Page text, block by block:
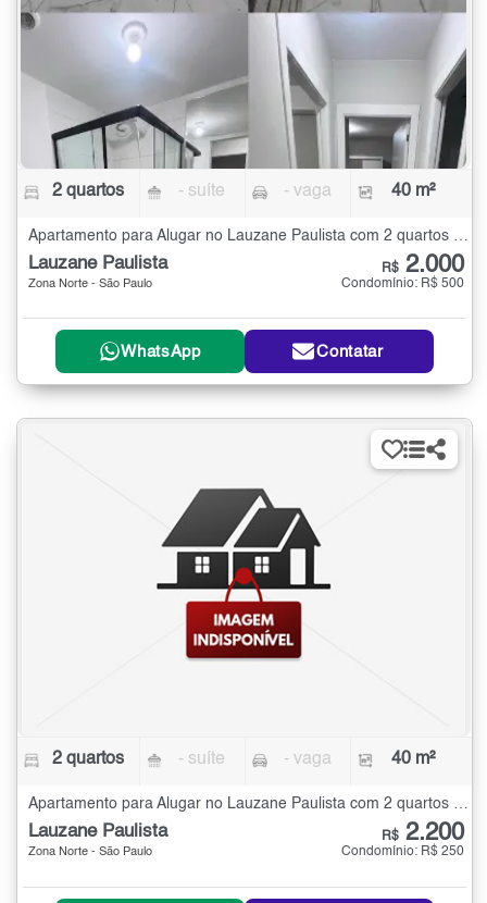
2 quartos - suíte - vaga 40 m²
Apartamento para Alugar no Lauzane Paulista com 2 quartos - 40 m²
Lauzane Paulista
Zona Norte - São Paulo
R$ 2.000
Condomínio: R$ 500
WhatsApp Contatar
2 quartos - suíte - vaga 40 m²
Apartamento para Alugar no Lauzane Paulista com 2 quartos - 40 m²
Lauzane Paulista
Zona Norte - São Paulo
R$ 2.200
Condomínio: R$ 250